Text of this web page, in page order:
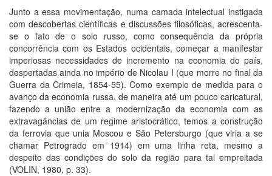
Junto a essa movimentação, numa camada intelectual instigada
com descobertas científicas e discussões filosóficas, acrescenta-
se o fato de o solo russo, como consequência da própria
concorrência com os Estados ocidentais, começar a manifestar
imperiosas necessidades de incremento na economia do país,
despertadas ainda no império de Nicolau I (que morre no final da
Guerra da Crimeia, 1854-55). Como exemplo de medida para o
avanço da economia russa, de maneira até um pouco caricatural,
fazendo a união entre a modernização da economia com as
extravagâncias de um regime aristocrático, temos a construção
da ferrovia que unia Moscou e São Petersburgo (que viria a se
chamar Petrogrado em 1914) em uma linha reta, mesmo a
despeito das condições do solo da região para tal empreitada
(VOLIN, 1980, p. 33).